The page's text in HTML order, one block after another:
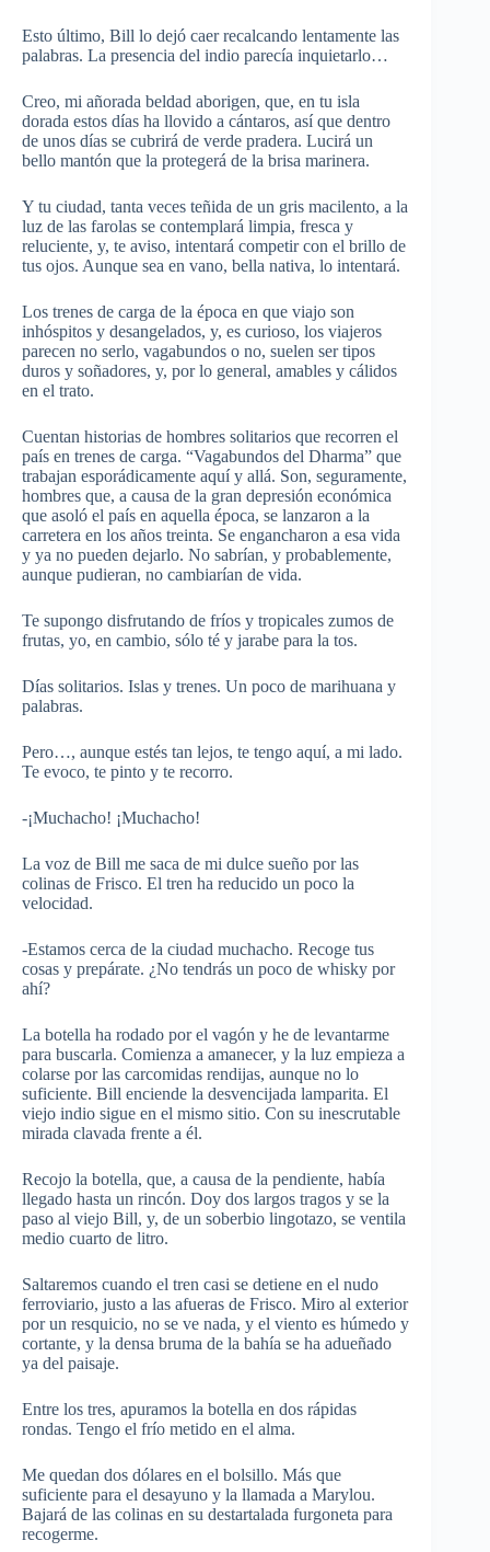
Esto último, Bill lo dejó caer recalcando lentamente las
palabras. La presencia del indio parecía inquietarlo…
Creo, mi añorada beldad aborigen, que, en tu isla
dorada estos días ha llovido a cántaros, así que dentro
de unos días se cubrirá de verde pradera. Lucirá un
bello mantón que la protegerá de la brisa marinera.
Y tu ciudad, tanta veces teñida de un gris macilento, a la
luz de las farolas se contemplará limpia, fresca y
reluciente, y, te aviso, intentará competir con el brillo de
tus ojos. Aunque sea en vano, bella nativa, lo intentará.
Los trenes de carga de la época en que viajo son
inhóspitos y desangelados, y, es curioso, los viajeros
parecen no serlo, vagabundos o no, suelen ser tipos
duros y soñadores, y, por lo general, amables y cálidos
en el trato.
Cuentan historias de hombres solitarios que recorren el
país en trenes de carga. “Vagabundos del Dharma” que
trabajan esporádicamente aquí y allá. Son, seguramente,
hombres que, a causa de la gran depresión económica
que asoló el país en aquella época, se lanzaron a la
carretera en los años treinta. Se engancharon a esa vida
y ya no pueden dejarlo. No sabrían, y probablemente,
aunque pudieran, no cambiarían de vida.
Te supongo disfrutando de fríos y tropicales zumos de
frutas, yo, en cambio, sólo té y jarabe para la tos.
Días solitarios. Islas y trenes. Un poco de marihuana y
palabras.
Pero…, aunque estés tan lejos, te tengo aquí, a mi lado.
Te evoco, te pinto y te recorro.
-¡Muchacho! ¡Muchacho!
La voz de Bill me saca de mi dulce sueño por las
colinas de Frisco. El tren ha reducido un poco la
velocidad.
-Estamos cerca de la ciudad muchacho. Recoge tus
cosas y prepárate. ¿No tendrás un poco de whisky por
ahí?
La botella ha rodado por el vagón y he de levantarme
para buscarla. Comienza a amanecer, y la luz empieza a
colarse por las carcomidas rendijas, aunque no lo
suficiente. Bill enciende la desvencijada lamparita. El
viejo indio sigue en el mismo sitio. Con su inescrutable
mirada clavada frente a él.
Recojo la botella, que, a causa de la pendiente, había
llegado hasta un rincón. Doy dos largos tragos y se la
paso al viejo Bill, y, de un soberbio lingotazo, se ventila
medio cuarto de litro.
Saltaremos cuando el tren casi se detiene en el nudo
ferroviario, justo a las afueras de Frisco. Miro al exterior
por un resquicio, no se ve nada, y el viento es húmedo y
cortante, y la densa bruma de la bahía se ha adueñado
ya del paisaje.
Entre los tres, apuramos la botella en dos rápidas
rondas. Tengo el frío metido en el alma.
Me quedan dos dólares en el bolsillo. Más que
suficiente para el desayuno y la llamada a Marylou.
Bajará de las colinas en su destartalada furgoneta para
recogerme.